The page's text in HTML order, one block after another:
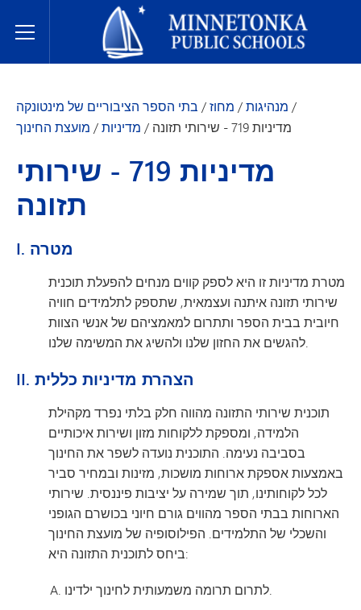
Toggle Menu
בתי הספר הציבוריים של מינטונקה
בתי הספר הציבוריים של מינטונקה /מחוז /מנהיגות /
מועצת החינוך /מדיניות / מדיניות 719 - שירותי תזונה
מדיניות 719 - שירותי
תזונה
I. מטרה
מטרת מדיניות זו היא לספק קווים מנחים להפעלת תוכנית
שירותי תזונה איתנה ועצמאית, שתספק לתלמידים חוויה
חיובית בבית הספר ותתרום למאמציהם של אנשי הצוות
להגשים את החזון שלנו ולהשיג את המשימה שלנו.
II. הצהרת מדיניות כללית
תוכנית שירותי התזונה מהווה חלק בלתי נפרד מקהילת
הלמידה, ומספקת ללקוחות מזון ושירות איכותיים
בסביבה נעימה. התוכנית נועדה לשפר את החינוך
באמצעות אספקת ארוחות מושכות, מזינות ובמחיר סביר
לכל לקוחותינו, תוך שמירה על יציבות פיננסית. שירותי
הארוחות בבתי הספר מהווים גורם חיוני בכושרם הגופני
והשכלי של התלמידים. הפילוסופיה של מועצת החינוך
ביחס לתוכנית התזונה היא:
לתרום תרומה משמעותית לחינוך ילדינו.